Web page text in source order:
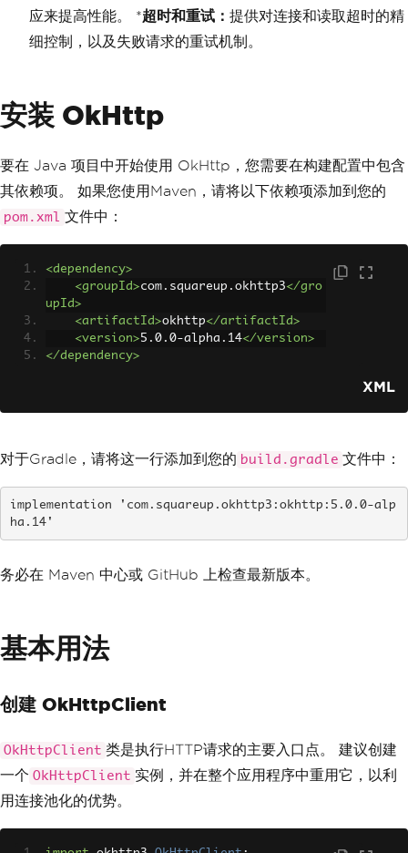
应来提高性能。 *超时和重试： 提供对连接和读取超时的精
细控制，以及失败请求的重试机制。
安装 OkHttp
要在 Java 项目中开始使用 OkHttp，您需要在构建配置中包含
其依赖项。 如果您使用Maven，请将以下依赖项添加到您的
pom.xml 文件中：
<dependency>
<groupId>com.squareup.okhttp3</gro
upId>
<artifactId>okhttp</artifactId>
<version>5.0.0-alpha.14</version>
</dependency>
XML
对于Gradle，请将这一行添加到您的 build.gradle 文件中：
implementation 'com.squareup.okhttp3:okhttp:5.0.0-alp
ha.14'
务必在 Maven 中心或 GitHub 上检查最新版本。
基本用法
创建 OkHttpClient
OkHttpClient 类是执行HTTP请求的主要入口点。 建议创建
一个 OkHttpClient 实例，并在整个应用程序中重用它，以利
用连接池化的优势。